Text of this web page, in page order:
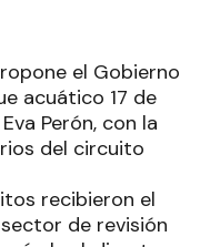
el Gobierno
acuático 17 de
Perón, con la
del circuito
recibieron el
de revisión